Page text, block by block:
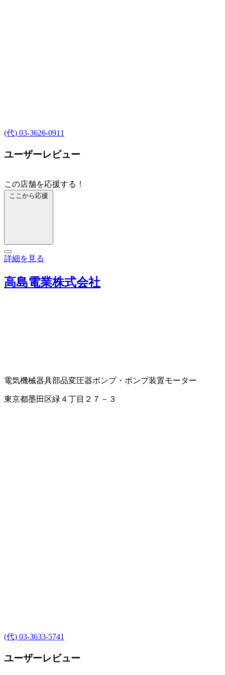
(代) 03-3626-0911
ユーザーレビュー
この店舗を応援する！
ここから応援
詳細を見る
高島電業株式会社
電気機械器具部品変圧器ポンプ・ポンプ装置モーター
東京都墨田区緑４丁目２７－３
(代) 03-3633-5741
ユーザーレビュー